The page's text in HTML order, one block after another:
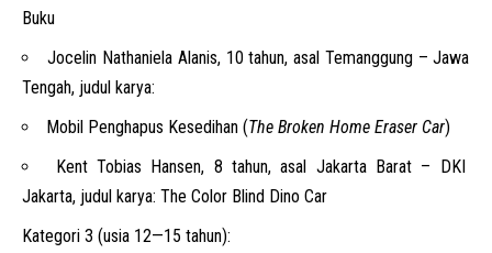
Buku
Jocelin Nathaniela Alanis, 10 tahun, asal Temanggung – Jawa
Tengah, judul karya:
Mobil Penghapus Kesedihan (The Broken Home Eraser Car)
Kent Tobias Hansen, 8 tahun, asal Jakarta Barat – DKI
Jakarta, judul karya: The Color Blind Dino Car
Kategori 3 (usia 12—15 tahun):